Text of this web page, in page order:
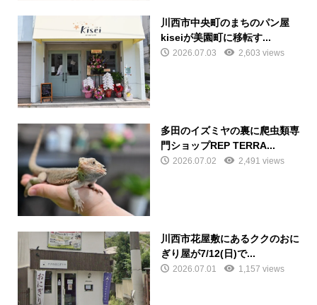
川西市中央町のまちのパン屋
kiseiが美園町に移転す...
2026.07.03 2,603 views
多田のイズミヤの裏に爬虫類専
門ショップREP TERRA...
2026.07.02 2,491 views
川西市花屋敷にあるククのおに
ぎり屋が7/12(日)で...
2026.07.01 1,157 views